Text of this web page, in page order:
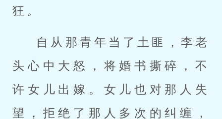
狂。
自从那青年当了土匪，李老
头心中大怒，将婚书撕碎，不
许女儿出嫁。女儿也对那人失
望，拒绝了那人多次的纠缠，